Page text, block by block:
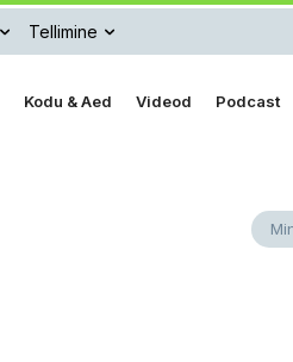
Tellimine
Kodu & Aed Videod Podcast